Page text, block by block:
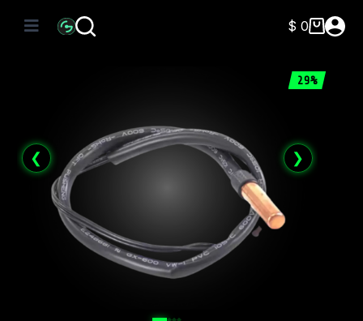
Carro
$ 0
29%
❮ ❯